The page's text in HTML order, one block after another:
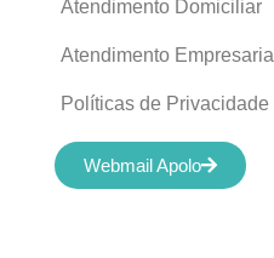
Atendimento Domiciliar
Atendimento Empresarial
Políticas de Privacidade
Webmail Apolo